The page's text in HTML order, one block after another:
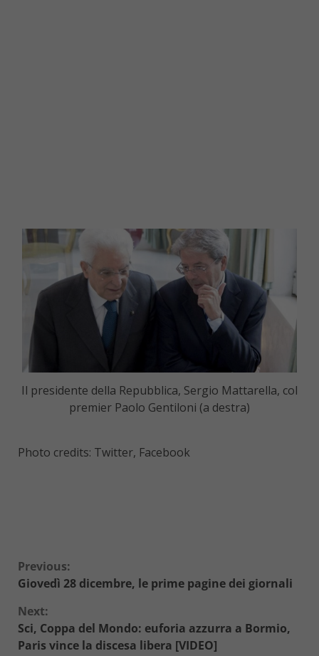
Il presidente della Repubblica, Sergio Mattarella, col
premier Paolo Gentiloni (a destra)
Photo credits: Twitter, Facebook
Continue
Previous:
Giovedì 28 dicembre, le prime pagine dei giornali
Next:
Sci, Coppa del Mondo: euforia azzurra a Bormio,
Paris vince la discesa libera [VIDEO]